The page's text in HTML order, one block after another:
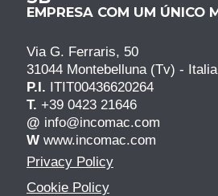
EMPRESA COM UM ÚNICO
Via G. Ferraris, 50
31044 Montebelluna (Tv) - Italia
P.I.
ITIT00436620264
T. +39 0423 21646
@ info@incomac.com
W www.incomac.com
Privacy Policy
Cookie Policy